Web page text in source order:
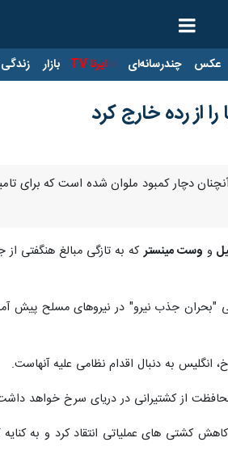
عکس چندرسانه‌ای ایرنا TV بازار زندگی
و وست مینسترکه به تازگی مبالغ هنگفتی
علت این تصمیم نوشت: از رده خارج شدن این ۲ ناو در پی "بحران
به دنبال اقدام نظامی علیه آنهاست.
از کشتیرانی در دریای سرخ خواهد
کاهش کشتی های عملیاتی انتقاد کرد و به